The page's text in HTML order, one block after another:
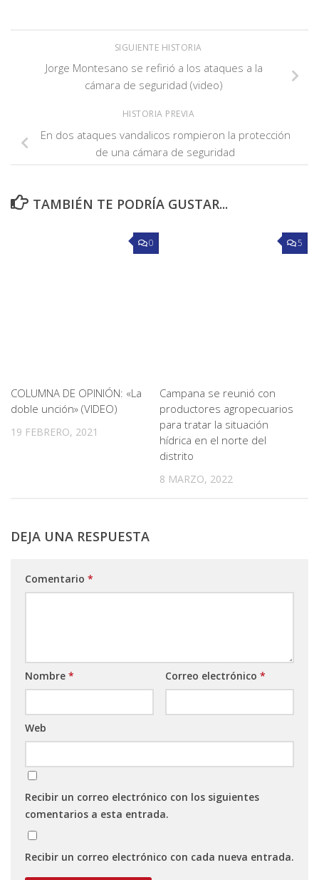
SIGUIENTE HISTORIA
Jorge Montesano se refirió a los ataques a la
cámara de seguridad (video)
HISTORIA PREVIA
En dos ataques vandalicos rompieron la protección
de una cámara de seguridad
TAMBIÉN TE PODRÍA GUSTAR...
0
COLUMNA DE OPINIÓN: «La
doble unción» (VIDEO)
19 FEBRERO, 2021
5
Campana se reunió con
productores agropecuarios
para tratar la situación
hídrica en el norte del
distrito
8 MARZO, 2022
DEJA UNA RESPUESTA
Comentario *
Nombre * Correo electrónico *
Web
Recibir un correo electrónico con los siguientes
comentarios a esta entrada.
Recibir un correo electrónico con cada nueva entrada.